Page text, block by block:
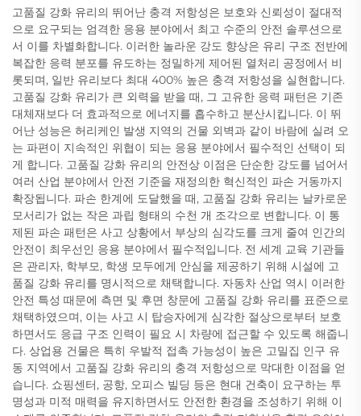
고품질 강화 유리의 뛰어난 충격 저항성은 보호와 신뢰성이 절대적
으로 요구되는 엄격한 응용 분야에서 최고 수준의 안전 솔루션으로
서 이를 차별화합니다. 이러한 놀라운 강도 향상은 유리 구조 전반에
복잡한 응력 분포를 유도하는 정밀하게 제어된 열처리 공정에서 비
롯되며, 일반 유리보다 최대 400% 높은 충격 저항성을 실현합니다.
고품질 강화 유리가 큰 외력을 받을 때, 그 고유한 응력 패턴은 기존
대체재보다 더 효과적으로 에너지를 흡수하고 분산시킵니다. 이 뛰
어난 성능은 허리케인 발생 지역의 건물 외벽과 같이 바람에 실려 오
는 파편이 지속적인 위협이 되는 응용 분야에서 필수적인 선택이 되
게 합니다. 고품질 강화 유리의 안전상 이점은 단순한 강도를 넘어서
여러 산업 분야에서 안전 기준을 재정의한 혁신적인 파손 거동까지
확장됩니다. 파손 한계에 도달했을 때, 고품질 강화 유리는 날카로운
모서리가 없는 작은 과립 형태의 수천 개 조각으로 변합니다. 이 통
제된 파손 패턴은 사고 상황에서 부상의 심각도를 크게 줄여 인간의
안전이 최우선인 응용 분야에서 필수적입니다. 전 세계 교육 기관들
은 관리자, 학부모, 학생 모두에게 안심을 제공하기 위해 시설에 고
품질 강화 유리를 명시적으로 채택합니다. 자동차 산업 역시 이러한
안전 특성 때문에 측면 및 후면 창문에 고품질 강화 유리를 표준으로
채택하였으며, 이는 사고 시 탑승자에게 심각한 절상으로부터 보호
하면서도 응급 구조 인력이 필요 시 차량에 접근할 수 있도록 해줍니
다. 상업용 건물은 특히 우발적 접촉 가능성이 높은 고밀집 인구 유
동 지역에서 고품질 강화 유리의 충격 저항성으로 막대한 이점을 얻
습니다. 쇼핑센터, 공항, 오피스 빌딩 등은 현대 건축이 요구하는 투
명성과 미적 매력을 유지하면서도 안전한 환경을 조성하기 위해 이